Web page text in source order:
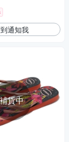
通知我
補貨中